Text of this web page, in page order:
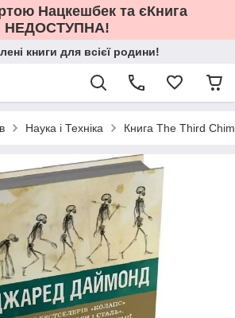
Нацкешбек та єКнига
НЕДОСТУПНА!
книги для всієї родини!
Наука і Техніка Книга The Third